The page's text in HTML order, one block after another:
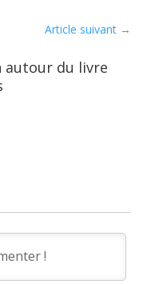
Article suivant →
autour du livre